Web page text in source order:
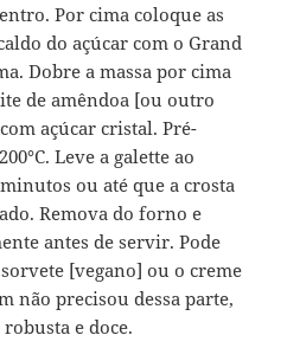
Por cima coloque as
do açúcar com o Grand
Dobre a massa por cima
de amêndoa [ou outro
açúcar cristal. Pré-
Leve a galette ao
ou até que a crosta
Remova do forno e
antes de servir. Pode
[vegano] ou o creme
não precisou dessa parte,
e doce.